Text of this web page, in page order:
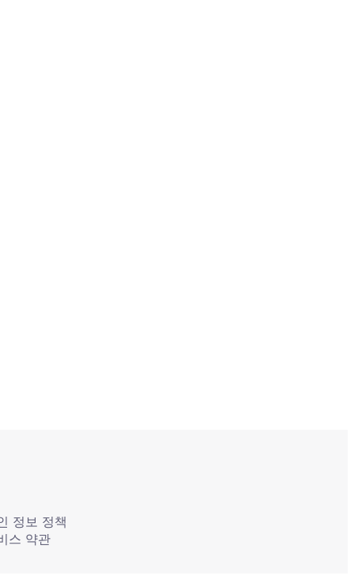
정보 정책
스 약관